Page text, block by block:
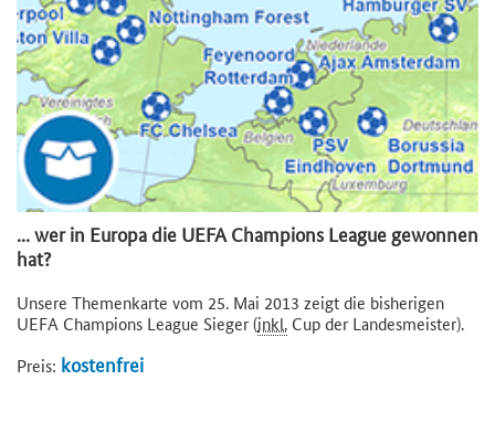
... wer in Europa die UEFA Champions League gewonnen
hat?
Unsere Themenkarte vom 25. Mai 2013 zeigt die bisherigen
UEFA Champions League Sieger (inkl. Cup der Landesmeister).
Preis: kostenfrei